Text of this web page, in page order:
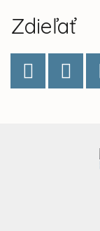
Zdieľať